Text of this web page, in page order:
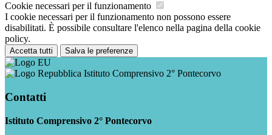
Cookie necessari per il funzionamento
I cookie necessari per il funzionamento non possono essere
disabilitati. È possibile consultare l'elenco nella pagina della cookie
policy.
Accetta tutti Salva le preferenze
Istituto Comprensivo 2° Pontecorvo
Contatti
Istituto Comprensivo 2° Pontecorvo